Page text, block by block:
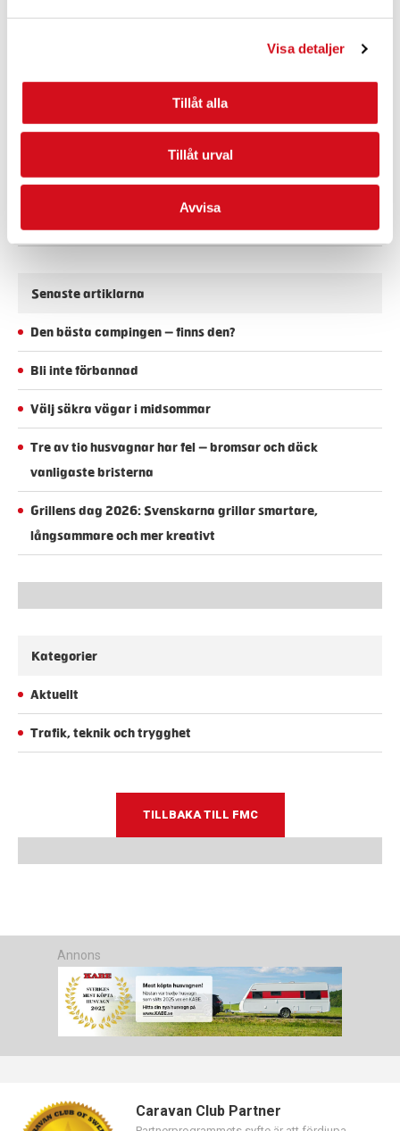
Visa detaljer
Tillåt alla
Tillåt urval
Avvisa
Senaste artiklarna
Den bästa campingen – finns den?
Bli inte förbannad
Välj säkra vägar i midsommar
Tre av tio husvagnar har fel – bromsar och däck
vanligaste bristerna
Grillens dag 2026: Svenskarna grillar smartare,
långsammare och mer kreativt
Kategorier
Aktuellt
Trafik, teknik och trygghet
TILLBAKA TILL FMC
Svenska bilister bötfälls i
Hundratals böter har delats ut till svenskar
på besök i Danmark sedan nya miljöregler
informerat sina medlemmar om
regeländringen, men många andra har
Annons
Caravan Club Partner